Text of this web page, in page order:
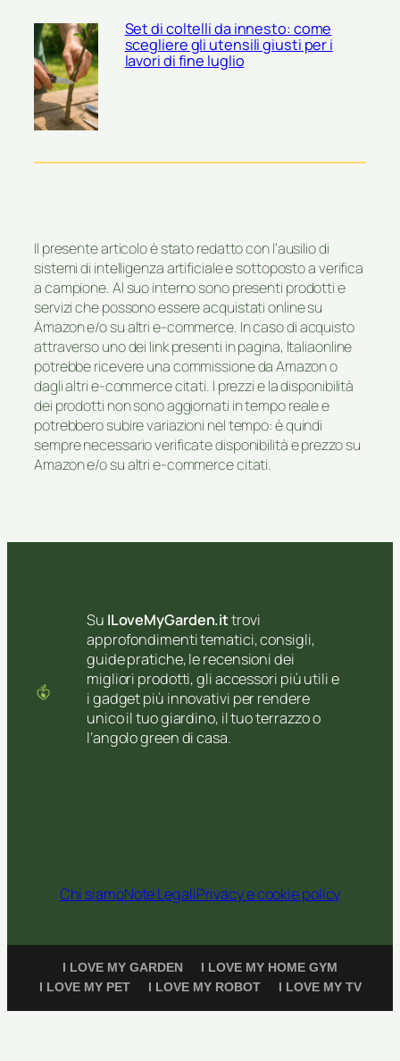
Set di coltelli da innesto: come
scegliere gli utensili giusti per i
lavori di fine luglio
Il presente articolo è stato redatto con l’ausilio di
sistemi di intelligenza artificiale e sottoposto a verifica
a campione. Al suo interno sono presenti prodotti e
servizi che possono essere acquistati online su
Amazon e/o su altri e-commerce. In caso di acquisto
attraverso uno dei link presenti in pagina, Italiaonline
potrebbe ricevere una commissione da Amazon o
dagli altri e-commerce citati. I prezzi e la disponibilità
dei prodotti non sono aggiornati in tempo reale e
potrebbero subire variazioni nel tempo: è quindi
sempre necessario verificate disponibilità e prezzo su
Amazon e/o su altri e-commerce citati.
Su ILoveMyGarden.ittrovi
approfondimenti tematici, consigli,
guide pratiche, le recensioni dei
migliori prodotti, gli accessori più utili e
i gadget più innovativi per rendere
unico il tuo giardino, il tuo terrazzo o
l’angolo green di casa.
Chi siamoNote LegaliPrivacy e cookie policy
I LOVE MY GARDEN
I LOVE MY HOME GYM
I LOVE MY PET
I LOVE MY ROBOT I LOVE MY TV